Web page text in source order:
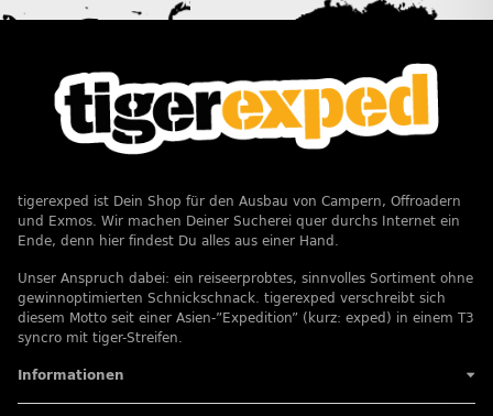
tigerexped ist Dein Shop für den Ausbau von Campern, Offroadern
und Exmos. Wir machen Deiner Sucherei quer durchs Internet ein
Ende, denn hier findest Du alles aus einer Hand.
Unser Anspruch dabei: ein reiseerprobtes, sinnvolles Sortiment ohne
gewinnoptimierten Schnickschnack. tigerexped verschreibt sich
diesem Motto seit einer Asien-”Expedition” (kurz: exped) in einem T3
syncro mit tiger-Streifen.
Informationen